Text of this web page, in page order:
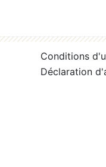
Conditions
Déclaration